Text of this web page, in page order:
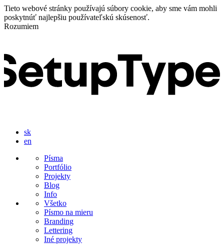
Tieto webové stránky používajú súbory cookie, aby sme vám mohli
poskytnúť najlepšiu používateľskú skúsenosť.
Rozumiem
sk
en
Písma
Portfólio
Projekty
Blog
Info
Všetko
Písmo na mieru
Branding
Lettering
Iné projekty